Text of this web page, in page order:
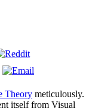
Theory meticulously.
itself from Visual